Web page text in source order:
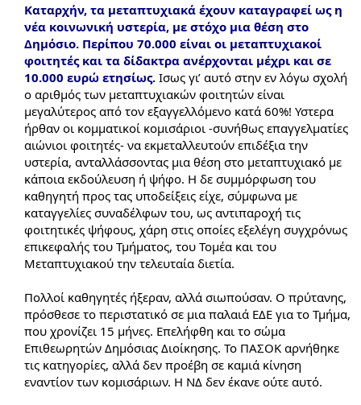
Καταρχήν, τα μεταπτυχιακά έχουν καταγραφεί ως η
νέα κοινωνική υστερία, με στόχο μια θέση στο
Δημόσιο. Περίπου 70.000 είναι οι μεταπτυχιακοί
φοιτητές και τα δίδακτρα ανέρχονται μέχρι και σε
10.000 ευρώ ετησίως. Ισως γι’ αυτό στην εν λόγω σχολή
ο αριθμός των μεταπτυχιακών φοιτητών είναι
μεγαλύτερος από τον εξαγγελλόμενο κατά 60%! Υστερα
ήρθαν οι κομματικοί κομισάριοι -συνήθως επαγγελματίες
αιώνιοι φοιτητές- να εκμεταλλευτούν επιδέξια την
υστερία, ανταλλάσσοντας μια θέση στο μεταπτυχιακό με
κάποια εκδούλευση ή ψήφο. Η δε συμμόρφωση του
καθηγητή προς τας υποδείξεις είχε, σύμφωνα με
καταγγελίες συναδέλφων του, ως αντιπαροχή τις
φοιτητικές ψήφους, χάρη στις οποίες εξελέγη συγχρόνως
επικεφαλής του Τμήματος, του Τομέα και του
Μεταπτυχιακού την τελευταία διετία.
Πολλοί καθηγητές ήξεραν, αλλά σιωπούσαν. Ο πρύτανης,
πρόσθεσε το περιστατικό σε μια παλαιά ΕΔΕ για το Τμήμα,
που χρονίζει 15 μήνες. Επελήφθη και το σώμα
Επιθεωρητών Δημόσιας Διοίκησης. Το ΠΑΣΟΚ αρνήθηκε
τις κατηγορίες, αλλά δεν προέβη σε καμιά κίνηση
εναντίον των κομισάριων. Η ΝΔ δεν έκανε ούτε αυτό.